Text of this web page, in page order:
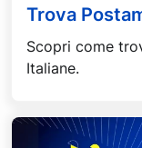
Trova
Scopri come
Italiane.